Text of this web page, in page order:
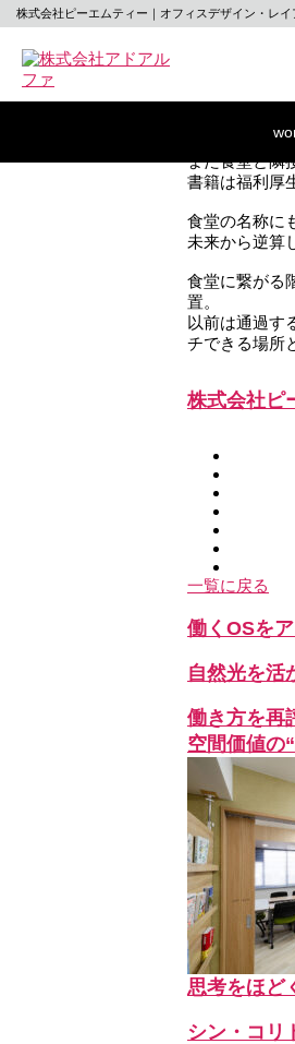
株式会社ピーエムティー｜オフィスデザイン・レイ
企業の
大人数ゆえ、
今回のプロ
また食堂と隣
書籍は福利厚
食堂の名称に
未来から逆算
食堂に繋がる
置。
以前は通過す
チできる場所
株式会社ピ
一覧に戻る
働くOSを
自然光を活
働き方を再
空間価値の
思考をほど
シン・コリ